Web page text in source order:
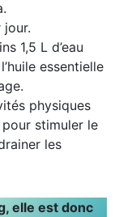
jour.
1,5 L d’eau
essentielle
physiques
stimuler le
les
elle est donc